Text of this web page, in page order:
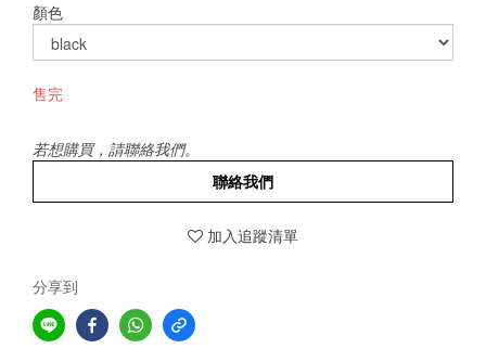
顏色
售完
若想購買，請聯絡我們。
聯絡我們
加入追蹤清單
分享到